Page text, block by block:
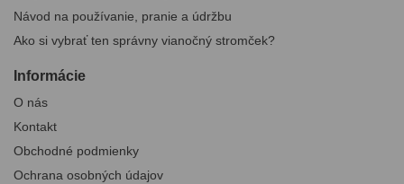
Návod na používanie, pranie a údržbu
Ako si vybrať ten správny vianočný stromček?
Informácie
O nás
Kontakt
Obchodné podmienky
Ochrana osobných údajov